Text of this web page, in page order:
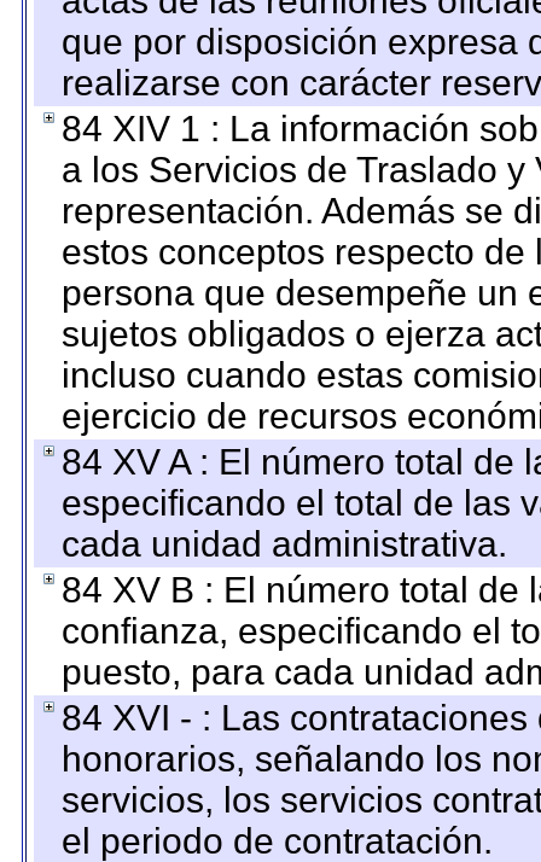
que por disposición expresa
realizarse con carácter
84 XIV 1 : La información
a los Servicios de Traslado
representación. Además se
estos conceptos respecto
persona que desempeñe un
sujetos obligados o ejerza
incluso cuando estas
ejercicio de recursos
84 XV A : El número total de
especificando el total de las
cada unidad administrativa.
84 XV B : El número total de
confianza, especificando el
puesto, para cada unidad
84 XVI - : Las
honorarios, señalando los
servicios, los servicios
el periodo de contratación.